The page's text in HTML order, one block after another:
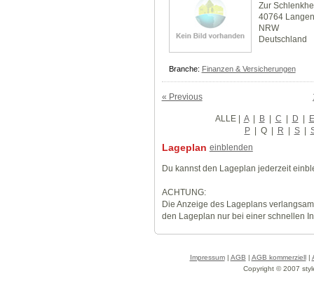
Zur
40764
NRW
Deutschland
Branche: Finanzen & Versicherungen
« Previous
ALLE| A | B | C | D | E
P | Q | R | S |
Lageplan einblenden
Du kannst den Lageplan jederzeit
ACHTUNG:
Die Anzeige des Lageplans
den Lageplan nur bei einer schnellen
Impressum| AGB | AGB kommerziell|
Copyright © 2007